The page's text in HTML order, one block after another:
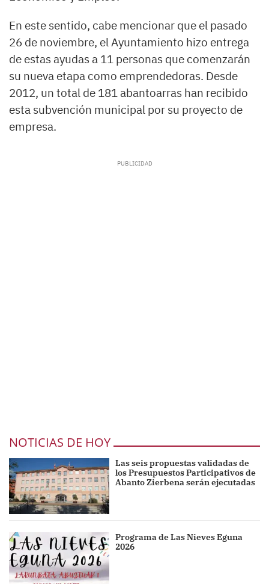
En este sentido, cabe mencionar que el pasado
26 de noviembre, el Ayuntamiento hizo entrega
de estas ayudas a 11 personas que comenzarán
su nueva etapa como emprendedoras. Desde
2012, un total de 181 abantoarras han recibido
esta subvención municipal por su proyecto de
empresa.
NOTICIAS DE HOY
Las seis propuestas validadas de
los Presupuestos Participativos de
Abanto Zierbena serán ejecutadas
Programa de Las Nieves Eguna
2026